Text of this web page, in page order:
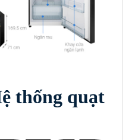
thống quạt